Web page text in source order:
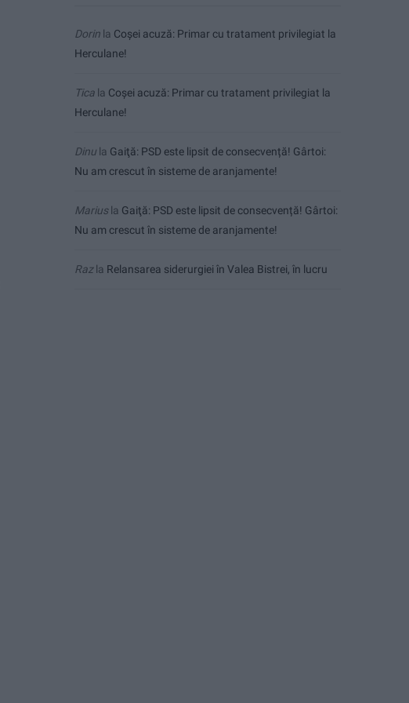
Dorin la Coșei acuză: Primar cu tratament privilegiat la
Herculane!
Tica la Coșei acuză: Primar cu tratament privilegiat la
Herculane!
Dinu la Gaiţă: PSD este lipsit de consecvență! Gârtoi:
Nu am crescut în sisteme de aranjamente!
Mariusla Gaiţă: PSD este lipsit de consecvență! Gârtoi:
Nu am crescut în sisteme de aranjamente!
Razla Relansarea siderurgiei în Valea Bistrei, în lucru